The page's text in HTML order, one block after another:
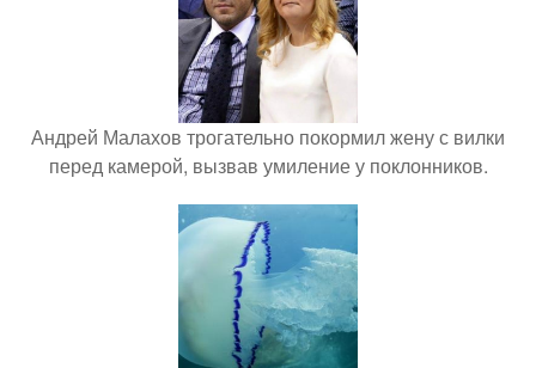
Андрей Малахов трогательно покормил жену с вилки
перед камерой, вызвав умиление у поклонников.